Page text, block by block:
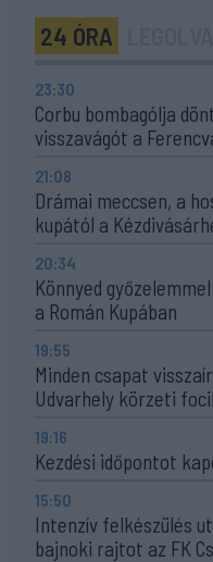
24 ÓRA
23:30
Corbu bombagólja
visszavágót a
21:08
Drámai meccsen, a
kupától a
20:34
Könnyed
a Román Kupában
19:55
Minden csapat
Udvarhely körzeti
19:16
Kezdési időpontot
15:50
Intenzív felkészülés
bajnoki rajtot az FK